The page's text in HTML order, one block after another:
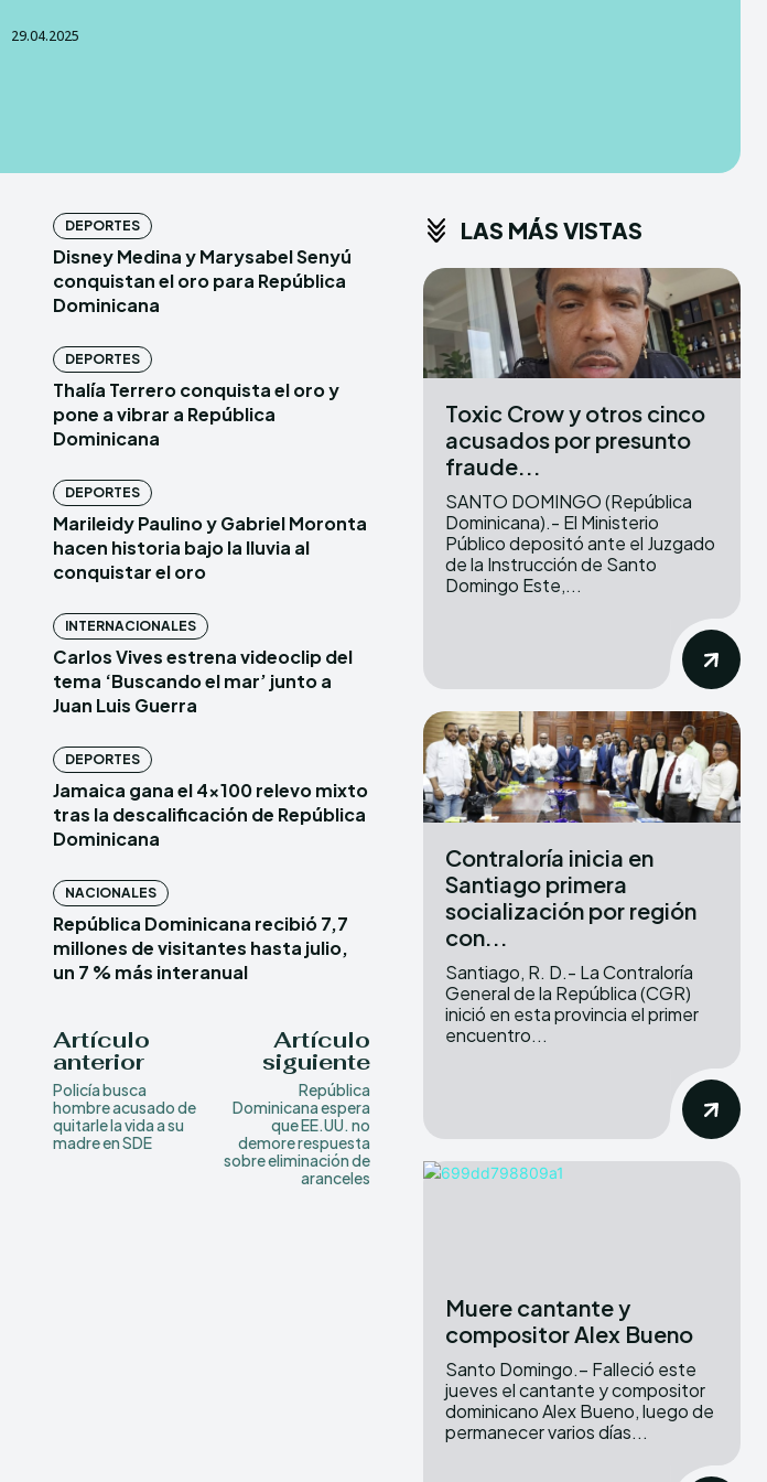
Copyright © Newspaper Theme.
Copyright © Newspaper Theme.
29.04.2025
DEPORTES
Disney Medina y Marysabel Senyú
conquistan el oro para República
Dominicana
DEPORTES
Thalía Terrero conquista el oro y
pone a vibrar a República
Dominicana
DEPORTES
Marileidy Paulino y Gabriel Moronta
hacen historia bajo la lluvia al
conquistar el oro
INTERNACIONALES
Carlos Vives estrena videoclip del
tema ‘Buscando el mar’ junto a
Juan Luis Guerra
DEPORTES
Jamaica gana el 4×100 relevo mixto
tras la descalificación de República
Dominicana
NACIONALES
República Dominicana recibió 7,7
millones de visitantes hasta julio,
un 7 % más interanual
Artículo
anterior
Policía busca
hombre acusado de
quitarle la vida a su
madre en SDE
Artículo
siguiente
República
Dominicana espera
que EE.UU. no
demore respuesta
sobre eliminación de
aranceles
LAS MÁS VISTAS
Toxic Crow y otros cinco
acusados por presunto
fraude...
SANTO DOMINGO (República
Dominicana).- El Ministerio
Público depositó ante el Juzgado
de la Instrucción de Santo
Domingo Este,...
Contraloría inicia en
Santiago primera
socialización por región
con...
Santiago, R. D.- La Contraloría
General de la República (CGR)
inició en esta provincia el primer
encuentro...
Muere cantante y
compositor Alex Bueno
Santo Domingo.– Falleció este
jueves el cantante y compositor
dominicano Alex Bueno, luego de
permanecer varios días...